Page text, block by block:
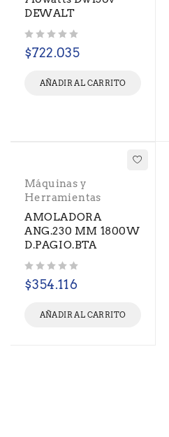
DEWALT
$722.035
AÑADIR AL CARRITO
Máquinas y
Herramientas
AMOLADORA
ANG.230 MM 1800W
D.PAGIO.BTA
$354.116
AÑADIR AL CARRITO